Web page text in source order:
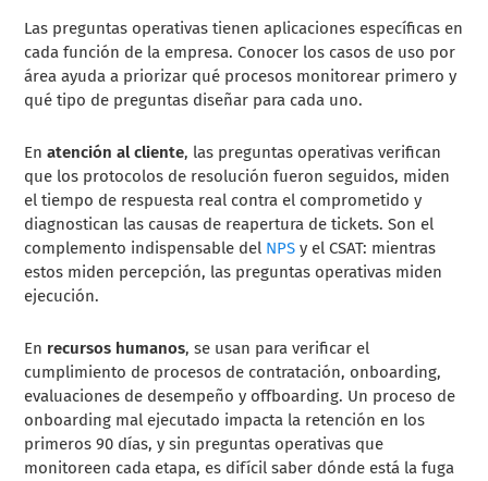
Las preguntas operativas tienen aplicaciones específicas en
cada función de la empresa. Conocer los casos de uso por
área ayuda a priorizar qué procesos monitorear primero y
qué tipo de preguntas diseñar para cada uno.
Enatención al cliente, las preguntas operativas verifican
que los protocolos de resolución fueron seguidos, miden
el tiempo de respuesta real contra el comprometido y
diagnostican las causas de reapertura de tickets. Son el
complemento indispensable del NPS y el CSAT: mientras
estos miden percepción, las preguntas operativas miden
ejecución.
En recursos humanos, se usan para verificar el
cumplimiento de procesos de contratación, onboarding,
evaluaciones de desempeño y offboarding. Un proceso de
onboarding mal ejecutado impacta la retención en los
primeros 90 días, y sin preguntas operativas que
monitoreen cada etapa, es difícil saber dónde está la fuga